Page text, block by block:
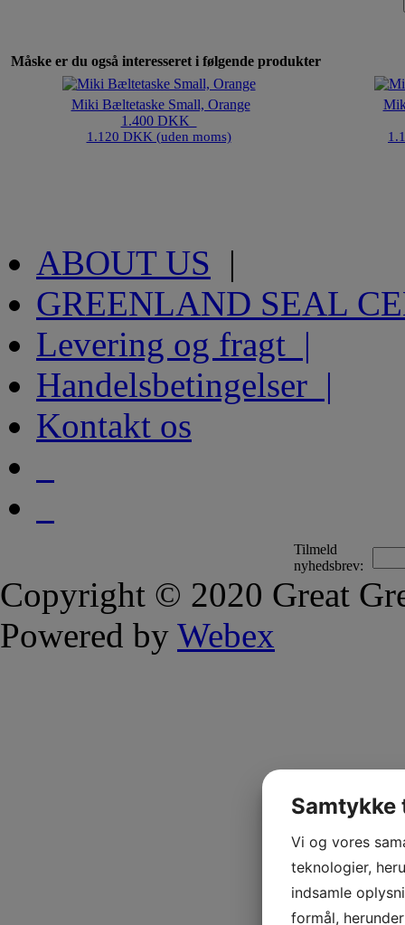
Måske er du også interesseret i følgende produkter
Miki Bæltetaske Small, Orange
1.400 DKK
1.120 DKK (uden moms)
ABOUT US |
GREENLAND SEAL
Levering og fragt |
Handelsbetingelser |
Kontakt os
Tilmeld
nyhedsbrev:
Copyright © 2020 Great
Powered by Webex
Vi og vores
teknologier,
indsamle
formål,